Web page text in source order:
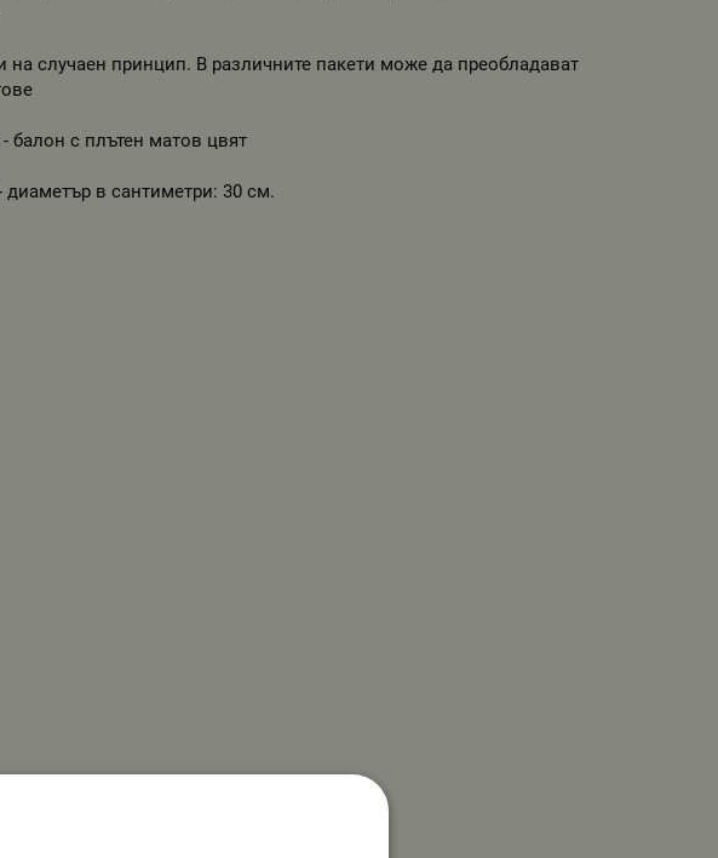
на случаен принцип. В различните пакети може да преобладават
балон с плътен матов цвят
диаметър в сантиметри: 30 см.